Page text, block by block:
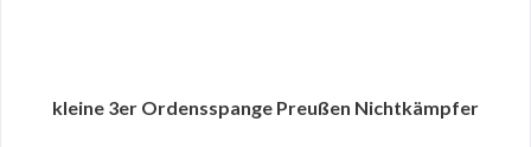
kleine 3er Ordensspange Preußen Nichtkämpfer